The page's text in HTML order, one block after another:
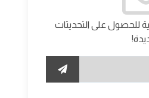
للحصول على التحديثات